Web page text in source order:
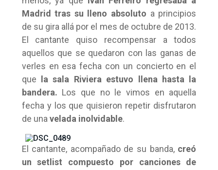
Madrid tras su lleno absoluto a principios
de su gira allá por el mes de octubre de 2013.
El cantante quiso recompensar a todos
aquellos que se quedaron con las ganas de
verles en esa fecha con un concierto en el
que la sala Riviera estuvo llena hasta la
bandera. Los que no le vimos en aquella
fecha y los que quisieron repetir disfrutaron
de una velada inolvidable.
El cantante, acompañado de su banda, creó
un setlist compuesto por canciones de